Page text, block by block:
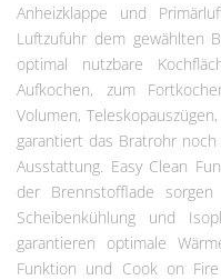
Anheizklappe und
Luftzufuhr dem gewählten
optimal nutzbare
Aufkochen, zum
Volumen,
garantiert das Bratrohr
Ausstattung. Easy Clean
der Brennstofflade
Scheibenkühlung und
garantieren optimale
Funktion und Cook on